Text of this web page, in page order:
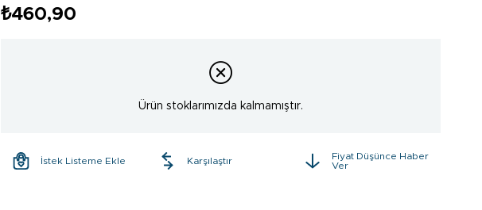
₺460,90
Ürün stoklarımızda kalmamıştır.
İstek Listeme Ekle Karşılaştır
Fiyat Düşünce Haber
Ver